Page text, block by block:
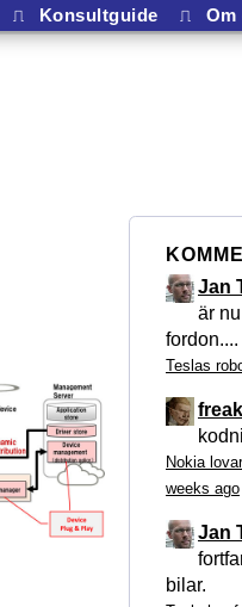
⎍ Konsultguide ⎍ Om
Jan
är
fordon....
Teslas
freak
Nokia
weeks ago
Jan
bilar.